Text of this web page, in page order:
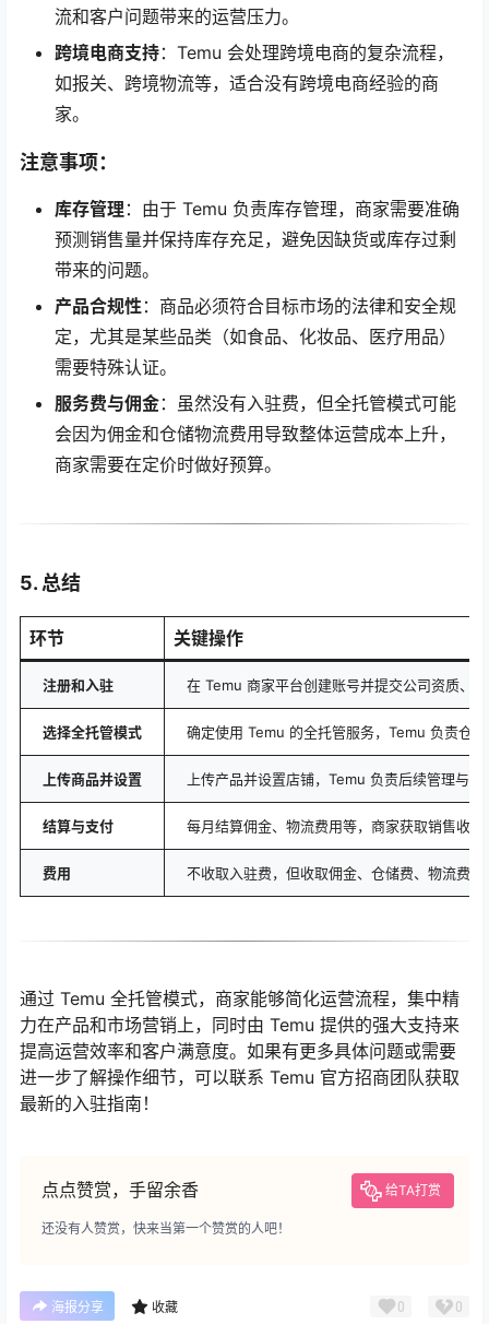
流和客户问题带来的运营压力。
跨境电商支持：Temu 会处理跨境电商的复杂流程，
如报关、跨境物流等，适合没有跨境电商经验的商
家。
注意事项：
库存管理 ：由于 Temu 负责库存管理，商家需要准确
预测销售量并保持库存充足，避免因缺货或库存过剩
带来的问题。
产品合规性：商品必须符合目标市场的法律和安全规
定，尤其是某些品类（如食品、化妆品、医疗用品）
需要特殊认证。
服务费与佣金：虽然没有入驻费，但全托管模式可能
会因为佣金和仓储物流费用导致整体运营成本上升，
商家需要在定价时做好预算。
5. 总结
环节 关键操作
注册和入驻 在 Temu 商家平台创建账号并提交公司资质、
选择全托管模式 确定使用 Temu 的全托管服务，Temu 负责仓
上传商品并设置 上传产品并设置店铺，Temu 负责后续管理与销
结算与支付 每月结算佣金、物流费用等，商家获取销售收入
费用 不收取入驻费，但收取佣金、仓储费、物流费等
通过 Temu 全托管模式，商家能够简化运营流程，集中精
力在产品和市场营销上，同时由 Temu 提供的强大支持来
提高运营效率和客户满意度。如果有更多具体问题或需要
进一步了解操作细节，可以联系 Temu 官方招商团队获取
最新的入驻指南！
点点赞赏，手留余香 给TA打赏
还没有人赞赏，快来当第一个赞赏的人吧！
海报分享 收藏 0 0